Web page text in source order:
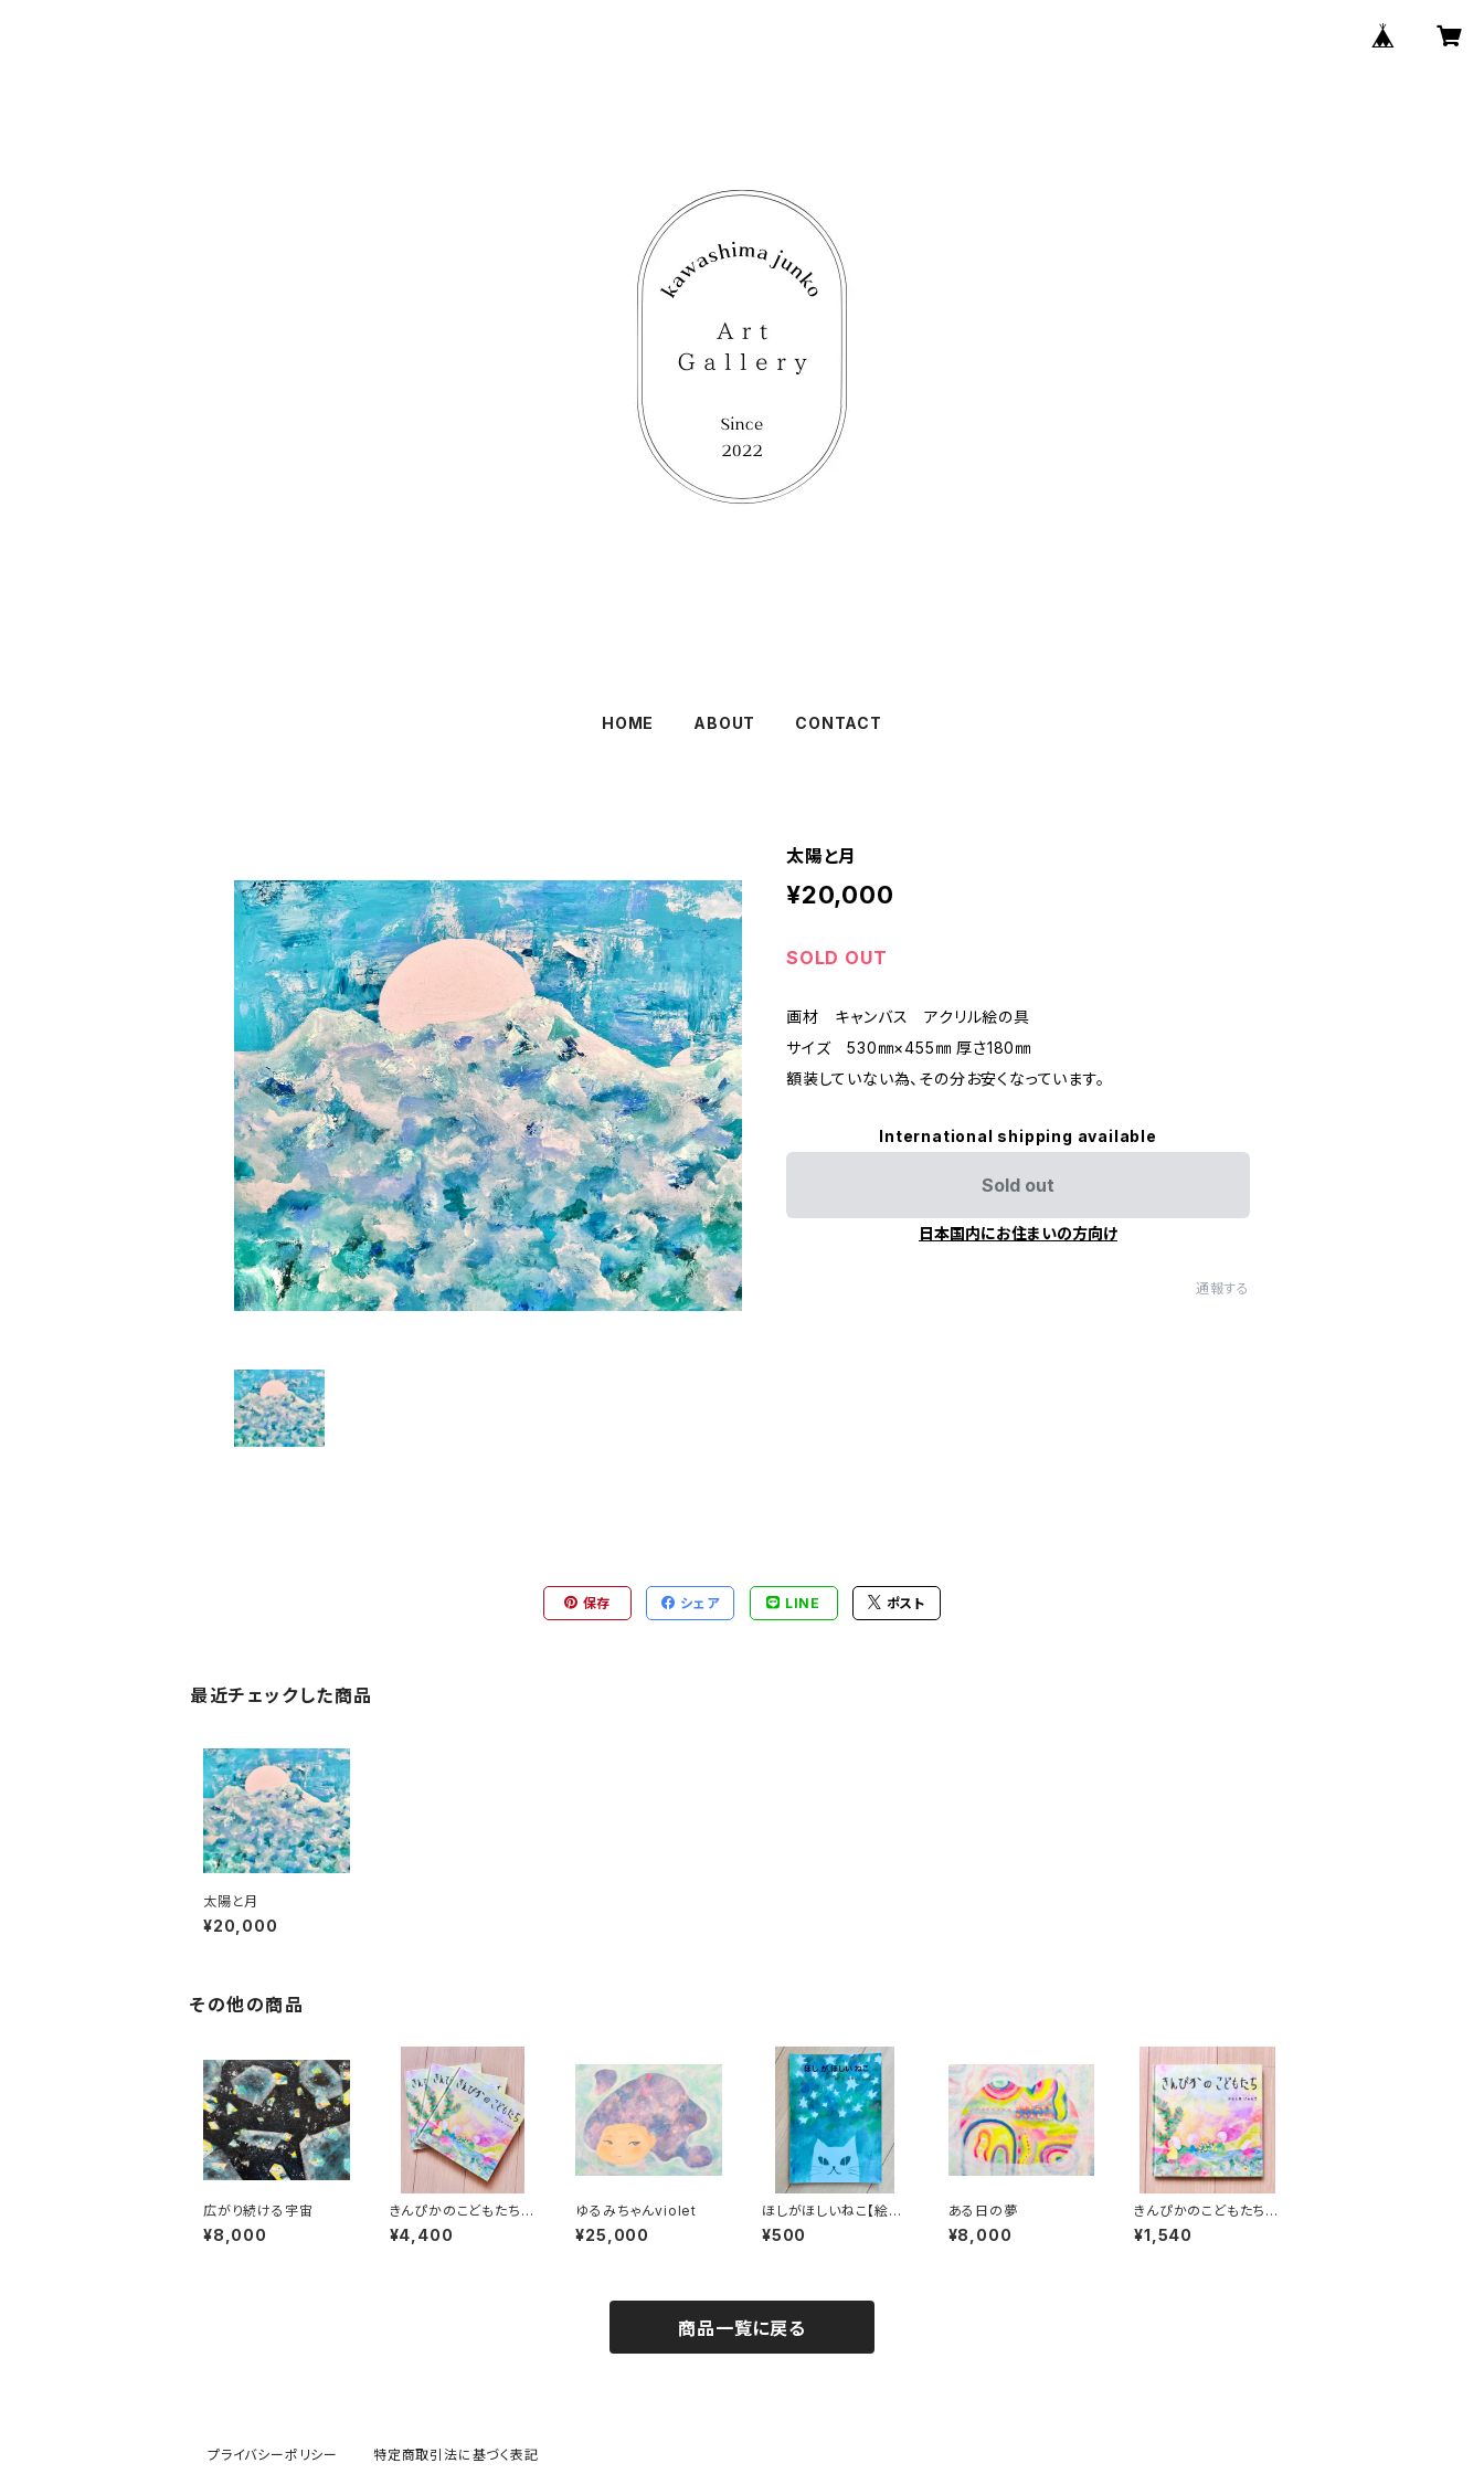
HOME ABOUT CONTACT
太陽と月
¥20,000
SOLD OUT
画材 キャンバス アクリル絵の具
サイズ 530㎜×455㎜ 厚さ180㎜
額装していない為、その分お安くなっています。
International shipping available
Sold out
日本国内にお住まいの方向け
通報する
保存 シェア LINE ポスト
最近チェックした商品
太陽と月
¥20,000
その他の商品
広がり続ける宇宙
¥8,000
きんぴかのこどもたち
【絵本】3冊セット
¥4,400
ゆるみちゃんviolet
¥25,000
ほしがほしいねこ【絵
本】
¥500
ある日の夢
¥8,000
きんぴかのこどもたち
【絵本】
¥1,540
商品一覧に戻る
プライバシーポリシー 特定商取引法に基づく表記